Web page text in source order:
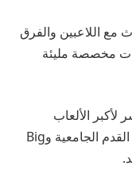
مع اللاعبين والفرق
مخصصة مليئة
الألعاب
والأحداث*، بما في ذلك NFL وMLB وكرة القدم الجامعية وBig